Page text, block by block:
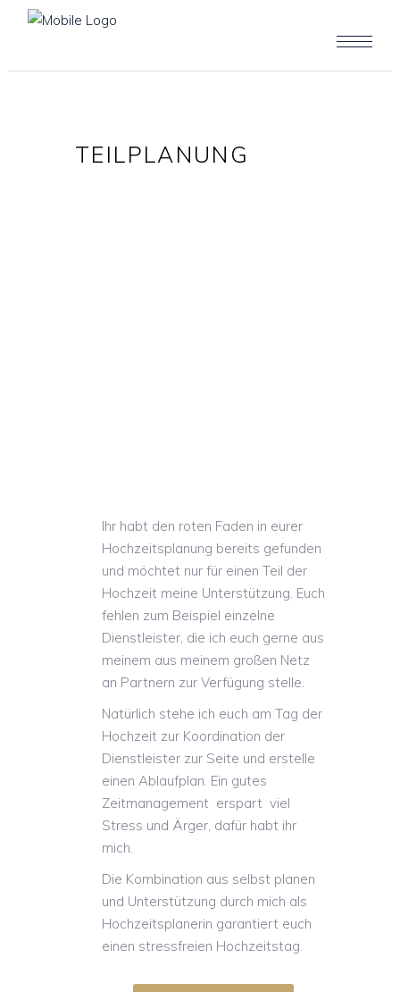
TEILPLANUNG
Ihr habt den roten Faden in eurer
Hochzeitsplanung bereits gefunden
und möchtet nur für einen Teil der
Hochzeit meine Unterstützung. Euch
fehlen zum Beispiel einzelne
Dienstleister, die ich euch gerne aus
meinem aus meinem großen Netz
an Partnern zur Verfügung stelle.
Natürlich stehe ich euch am Tag der
Hochzeit zur Koordination der
Dienstleister zur Seite und erstelle
einen Ablaufplan. Ein gutes
Zeitmanagement erspart viel
Stress und Ärger, dafür habt ihr
mich.
Die Kombination aus selbst planen
und Unterstützung durch mich als
Hochzeitsplanerin garantiert euch
einen stressfreien Hochzeitstag.